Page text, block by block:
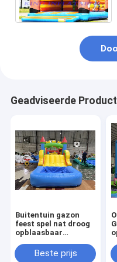
Geadviseerde
Buitentuin gazon
feest spel nat droog
opblaasbaar
obstakelbaan met
glijbaan biljartbal
Beste prijs